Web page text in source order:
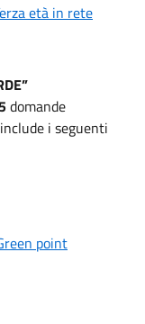
età in rete
domande
i seguenti
point